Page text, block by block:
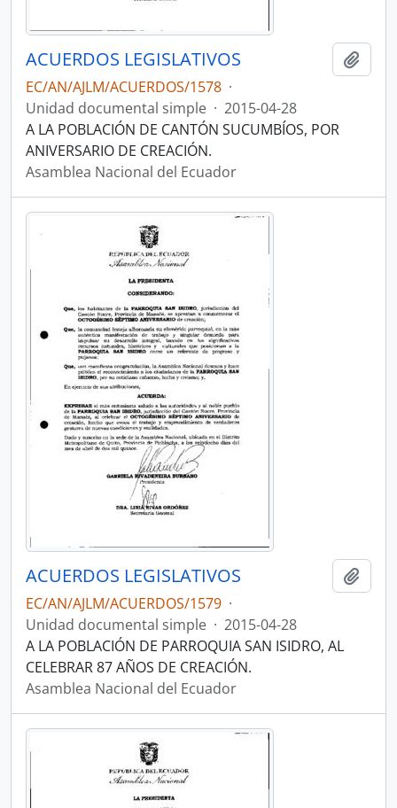
ACUERDOS LEGISLATIVOS
EC/AN/AJLM/ACUERDOS/1578 ·
Unidad documental simple · 2015-04-28
A LA POBLACIÓN DE CANTÓN SUCUMBÍOS, POR
ANIVERSARIO DE CREACIÓN.
Asamblea Nacional del Ecuador
ACUERDOS LEGISLATIVOS
EC/AN/AJLM/ACUERDOS/1579 ·
Unidad documental simple · 2015-04-28
A LA POBLACIÓN DE PARROQUIA SAN ISIDRO, AL
CELEBRAR 87 AÑOS DE CREACIÓN.
Asamblea Nacional del Ecuador